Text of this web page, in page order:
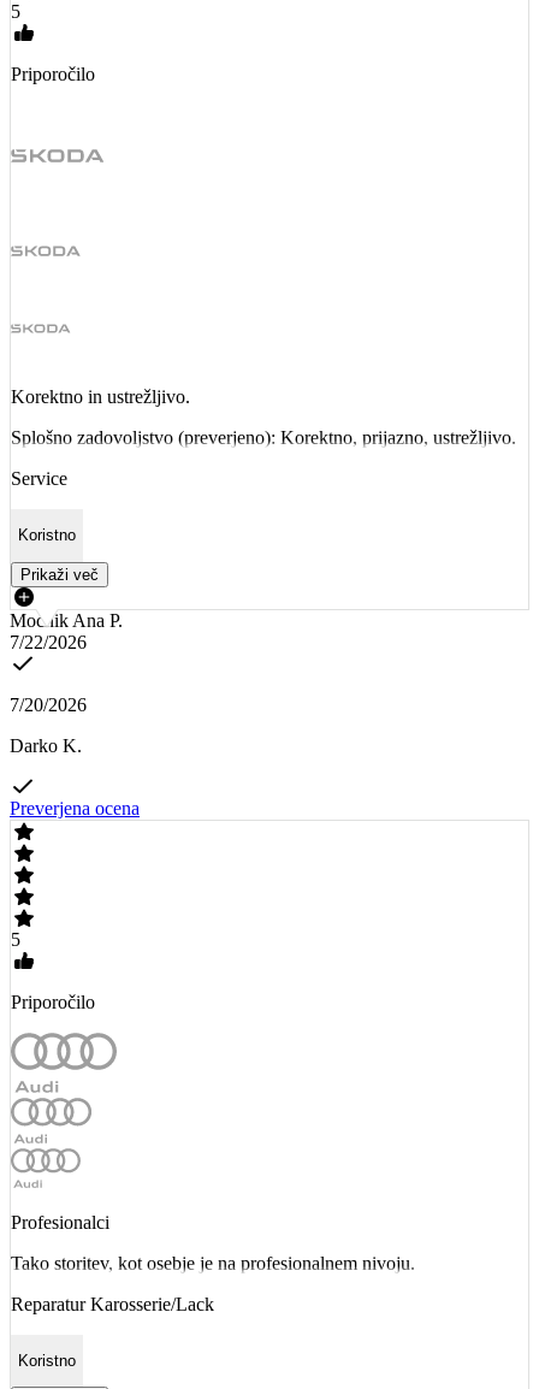
5
Priporočilo
Korektno in ustrežljivo.
Splošno zadovoljstvo (preverjeno): Korektno, prijazno, ustrežljivo.
Service
Koristno
Prikaži več
Mocnik Ana P.
7/22/2026
7/20/2026
Darko K.
Preverjena ocena
5
Priporočilo
Profesionalci
Tako storitev, kot osebje je na profesionalnem nivoju.
Reparatur Karosserie/Lack
Koristno